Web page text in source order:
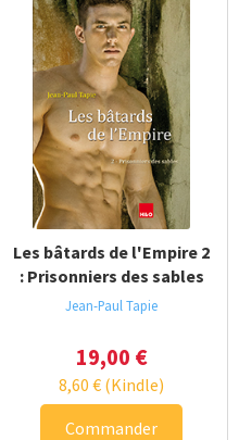
Les bâtards de l'Empire 2
: Prisonniers des sables
Jean-Paul Tapie
19,00 €
8,60€ (Kindle)
Commander